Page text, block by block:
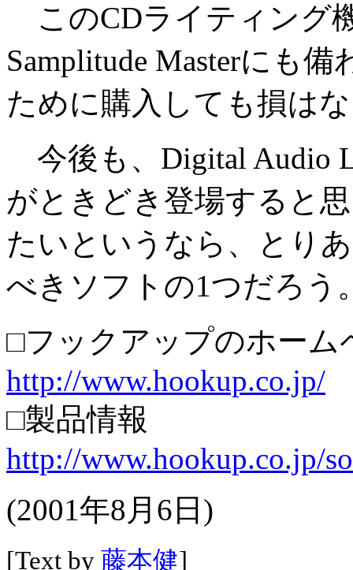
このCDライティング
Samplitude Masterにも
ために購入しても損は
今後も、Digital Audio
がときどき登場すると
たいというなら、とり
べきソフトの1つだろう
□フックアップのホーム
http://www.hookup.co.jp/
□製品情報
http://www.hookup.co.jp/
(2001年8月6日)
[Text by 藤本健]